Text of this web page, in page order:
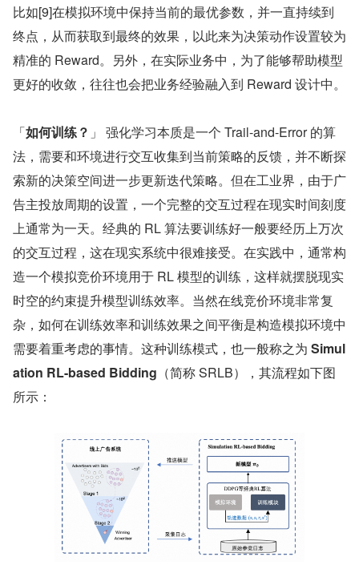
比如[9]在模拟环境中保持当前的最优参数，并一直持续到
终点，从而获取到最终的效果，以此来为决策动作设置较为
精准的 Reward。另外，在实际业务中，为了能够帮助模型
更好的收敛，往往也会把业务经验融入到 Reward 设计中。
「如何训练？ 」 强化学习本质是一个 Trail-and-Error 的算
法，需要和环境进行交互收集到当前策略的反馈，并不断探
索新的决策空间进一步更新迭代策略。但在工业界，由于广
告主投放周期的设置，一个完整的交互过程在现实时间刻度
上通常为一天。经典的 RL 算法要训练好一般要经历上万次
的交互过程，这在现实系统中很难接受。在实践中，通常构
造一个模拟竞价环境用于 RL 模型的训练，这样就摆脱现实
时空的约束提升模型训练效率。当然在线竞价环境非常复
杂，如何在训练效率和训练效果之间平衡是构造模拟环境中
需要着重考虑的事情。这种训练模式，也一般称之为 Simul
ation RL-based Bidding （简称 SRLB），其流程如下图
所示：